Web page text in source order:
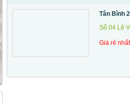
Tân Bình
Số 04 Lê
Giá rẻ